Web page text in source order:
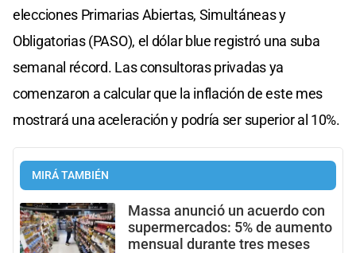
elecciones Primarias Abiertas, Simultáneas y
Obligatorias (PASO), el dólar blue registró una suba
semanal récord. Las consultoras privadas ya
comenzaron a calcular que la inflación de este mes
mostrará una aceleración y podría ser superior al 10%.
MIRÁ TAMBIÉN
Massa anunció un acuerdo con
supermercados: 5% de aumento
mensual durante tres meses